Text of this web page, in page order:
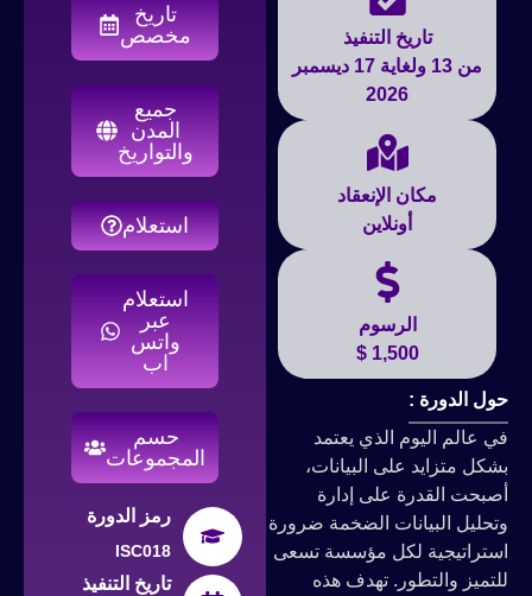
تاريخ التنفيذ
من 13 ولغاية 17 ديسمبر
2026
مكان الإنعقاد
أونلاين
الرسوم
1,500 $
حول الدورة :
في عالم اليوم الذي يعتمد
بشكل متزايد على البيانات،
أصبحت القدرة على إدارة
وتحليل البيانات الضخمة ضرورة
استراتيجية لكل مؤسسة تسعى
للتميز والتطور. تهدف هذه
تاريخ
مخصص
جميع
المدن
والتواريخ
استعلام
استعلام
عبر
واتس
اب
حسم
المجموعات
رمز الدورة
ISC018
تاريخ التنفيذ